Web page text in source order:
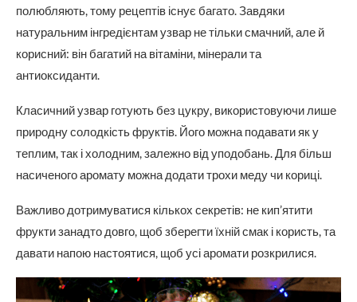
полюбляють, тому рецептів існує багато. Завдяки
натуральним інгредієнтам узвар не тільки смачний, але й
корисний: він багатий на вітаміни, мінерали та
антиоксиданти.
Класичний узвар готують без цукру, використовуючи лише
природну солодкість фруктів. Його можна подавати як у
теплим, так і холодним, залежно від уподобань. Для більш
насиченого аромату можна додати трохи меду чи кориці.
Важливо дотримуватися кількох секретів: не кип’ятити
фрукти занадто довго, щоб зберегти їхній смак і користь, та
давати напою настоятися, щоб усі аромати розкрилися.